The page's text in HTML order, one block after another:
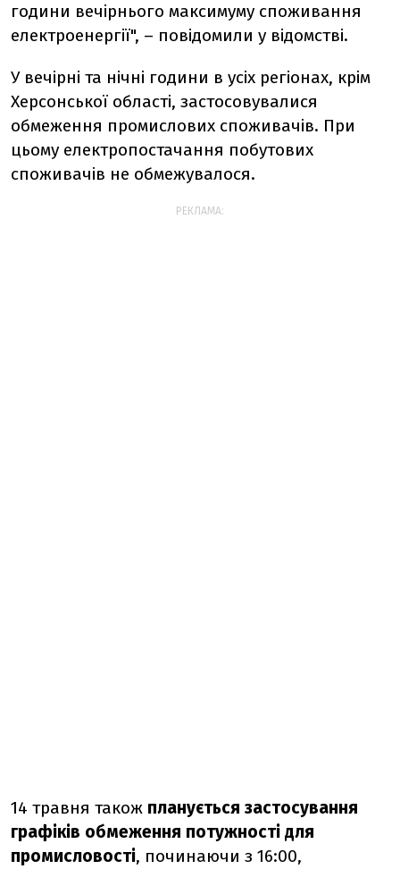
години вечірнього максимуму споживання
електроенергії", – повідомили у відомстві.
У вечірні та нічні години в усіх регіонах, крім
Херсонської області, застосовувалися
обмеження промислових споживачів. При
цьому електропостачання побутових
споживачів не обмежувалося.
РЕКЛАМА:
14 травня також планується застосування
графіків обмеження потужності для
промисловості, починаючи з 16:00,